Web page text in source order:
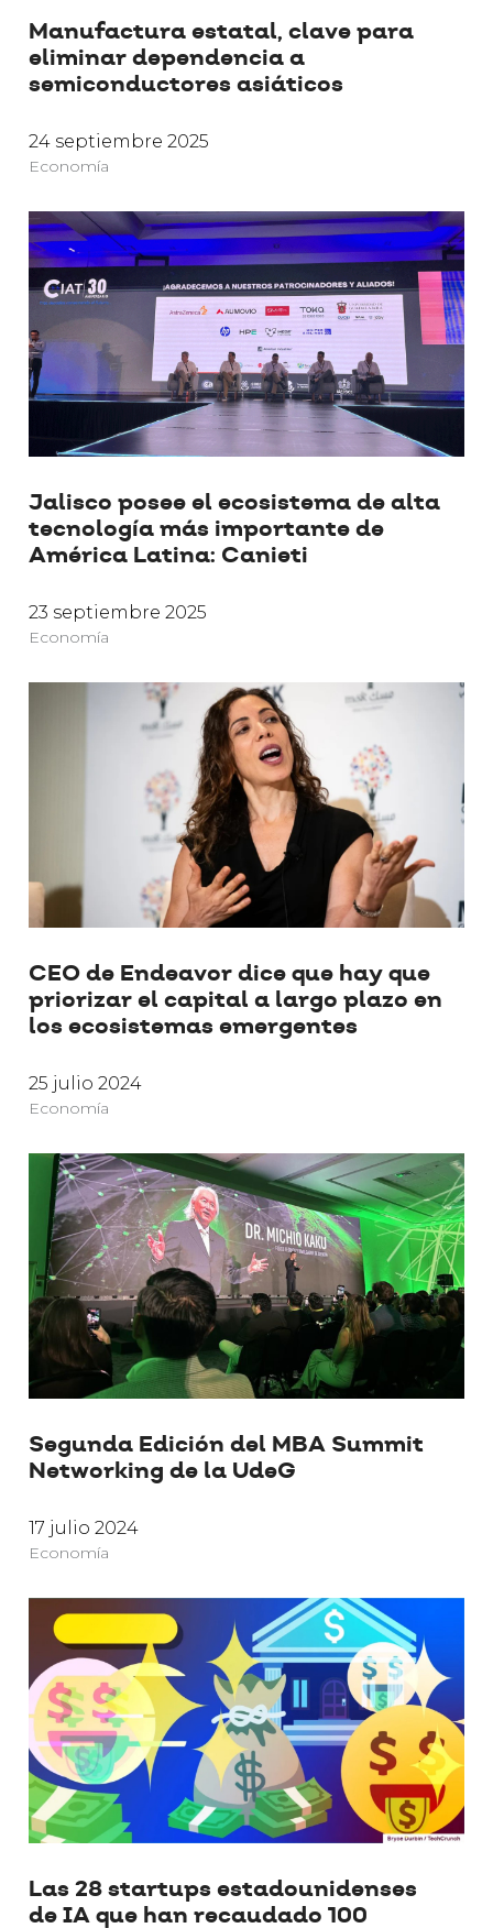
Manufactura estatal, clave para
eliminar dependencia a
semiconductores asiáticos
24 septiembre 2025
Economía
Jalisco posee el ecosistema de alta
tecnología más importante de
América Latina: Canieti
23 septiembre 2025
Economía
CEO de Endeavor dice que hay que
priorizar el capital a largo plazo en
los ecosistemas emergentes
25 julio 2024
Economía
Segunda Edición del MBA Summit
Networking de la UdeG
17 julio 2024
Economía
Las 28 startups estadounidenses
de IA que han recaudado 100